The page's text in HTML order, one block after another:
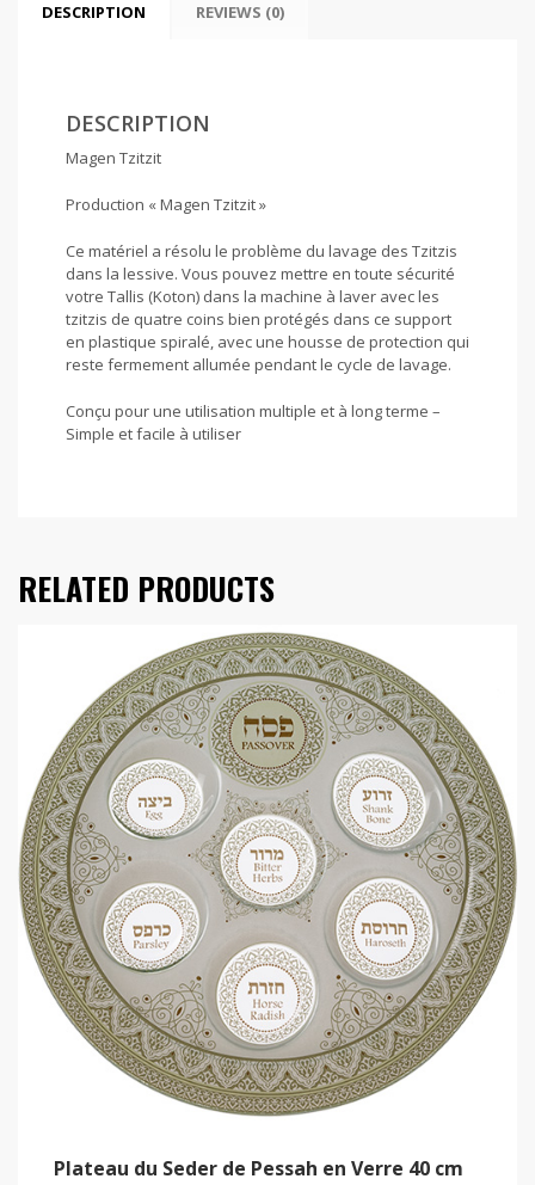
DESCRIPTION REVIEWS (0)
DESCRIPTION
Magen Tzitzit
Production « Magen Tzitzit »
Ce matériel a résolu le problème du lavage des Tzitzis
dans la lessive. Vous pouvez mettre en toute sécurité
votre Tallis (Koton) dans la machine à laver avec les
tzitzis de quatre coins bien protégés dans ce support
en plastique spiralé, avec une housse de protection qui
reste fermement allumée pendant le cycle de lavage.
Conçu pour une utilisation multiple et à long terme –
Simple et facile à utiliser
RELATED PRODUCTS
Plateau du Seder de Pessah en Verre 40 cm